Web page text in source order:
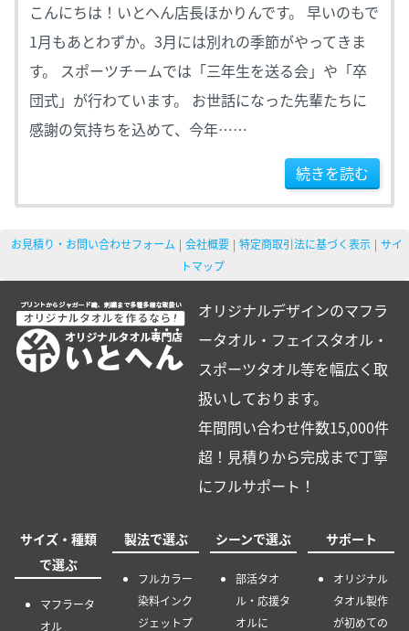
こんにちは！いとへん店長ほかりんです。 早いのもで
1月もあとわずか。3月には別れの季節がやってきま
す。 スポーツチームでは「三年生を送る会」や「卒
団式」が行わています。 お世話になった先輩たちに
感謝の気持ちを込めて、今年……
続きを読む
お見積り・お問い合わせフォーム 会社概要 特定商取引法に基づく表示
サイ
トマップ
オリジナルデザインのマフラ
ータオル・フェイスタオル・
スポーツタオル等を幅広く取
扱いしております。
年間問い合わせ件数15,000件
超！見積りから完成まで丁寧
にフルサポート！
サイズ・種類
で選ぶ
マフラータ
オル
製法で選ぶ
フルカラー
染料インク
ジェットプ
シーンで選ぶ
部活タオ
ル・応援タ
オルに
サポート
オリジナル
タオル製作
が初めての